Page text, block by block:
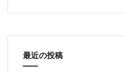
最近の投稿